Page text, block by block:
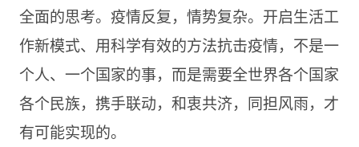
全面的思考。疫情反复，情势复杂。开启生活工
作新模式、用科学有效的方法抗击疫情，不是一
个人、一个国家的事，而是需要全世界各个国家
各个民族，携手联动，和衷共济，同担风雨，才
有可能实现的。